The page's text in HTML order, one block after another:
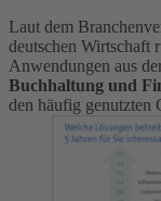
Laut dem
deutschen Wirtschaft
Anwendungen aus
Buchhaltung und
den häufig genutzten